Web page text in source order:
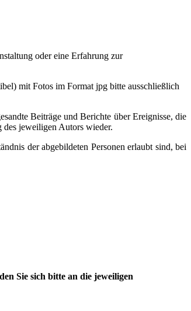
oder eine Erfahrung zur
mit Fotos im Format jpg bitte ausschließlich
Beiträge und Berichte über Ereignisse, die
jeweiligen Autors wieder.
der abgebildeten Personen erlaubt sind, bei
Sie sich bitte an die jeweiligen